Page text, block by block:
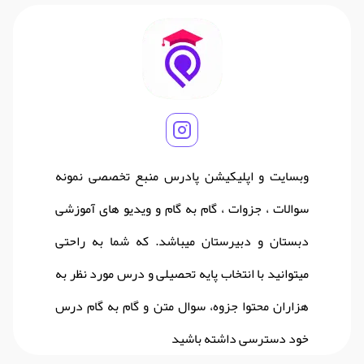
وبسایت و اپلیکیشن پادرس منبع تخصصی نمونه
سوالات ، جزوات ، گام به گام و ویدیو های آموزشی
دبستان و دبیرستان میباشد. که شما به راحتی
میتوانید با انتخاب پایه تحصیلی و درس مورد نظر به
هزاران محتوا جزوه، سوال متن و گام به گام درس
خود دسترسی داشته باشید